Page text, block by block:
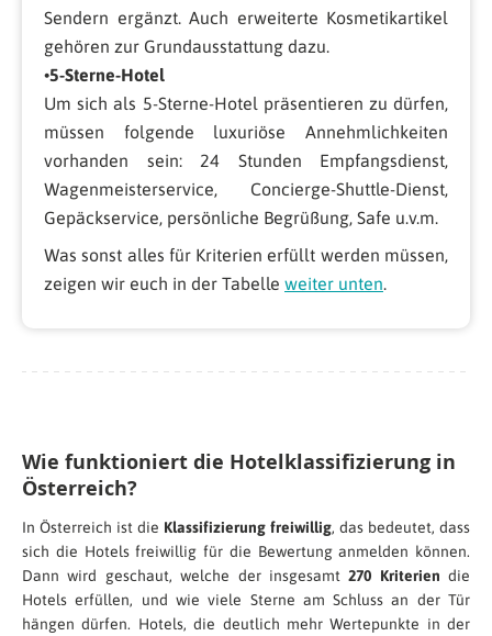
Sendern ergänzt. Auch erweiterte Kosmetikartikel
gehören zur Grundausstattung dazu.
•5-Sterne-Hotel
Um sich als 5-Sterne-Hotel präsentieren zu dürfen,
müssen folgende luxuriöse Annehmlichkeiten
vorhanden sein: 24 Stunden Empfangsdienst,
Wagenmeisterservice, Concierge-Shuttle-Dienst,
Gepäckservice, persönliche Begrüßung, Safe u.v.m.
Was sonst alles für Kriterien erfüllt werden müssen,
zeigen wir euch in der Tabelle weiter unten.
Wie funktioniert die Hotelklassifizierung in
Österreich?
In Österreich ist die Klassifizierung freiwillig, das bedeutet, dass
sich die Hotels freiwillig für die Bewertung anmelden können.
Dann wird geschaut, welche der insgesamt270 Kriterien die
Hotels erfüllen, und wie viele Sterne am Schluss an der Tür
hängen dürfen. Hotels, die deutlich mehr Wertepunkte in der